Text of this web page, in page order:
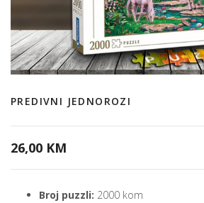
PREDIVNI JEDNOROZI
26,00 KM
Broj puzzli: 2000 kom